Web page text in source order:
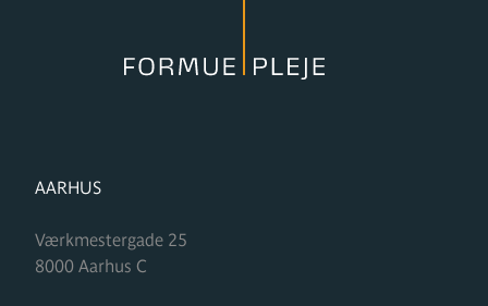
FORMUPLEJE
AARHUS
Værkmestergade 25
8000 Aarhus C